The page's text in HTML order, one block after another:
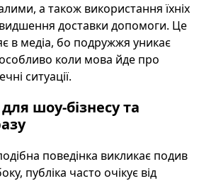
а також використання їхніх
доставки допомоги. Це
в медіа, бо подружжя уникає
особливо коли мова йде про
ситуації.
шоу-бізнесу та
поведінка викликає подив
публіка часто очікує від